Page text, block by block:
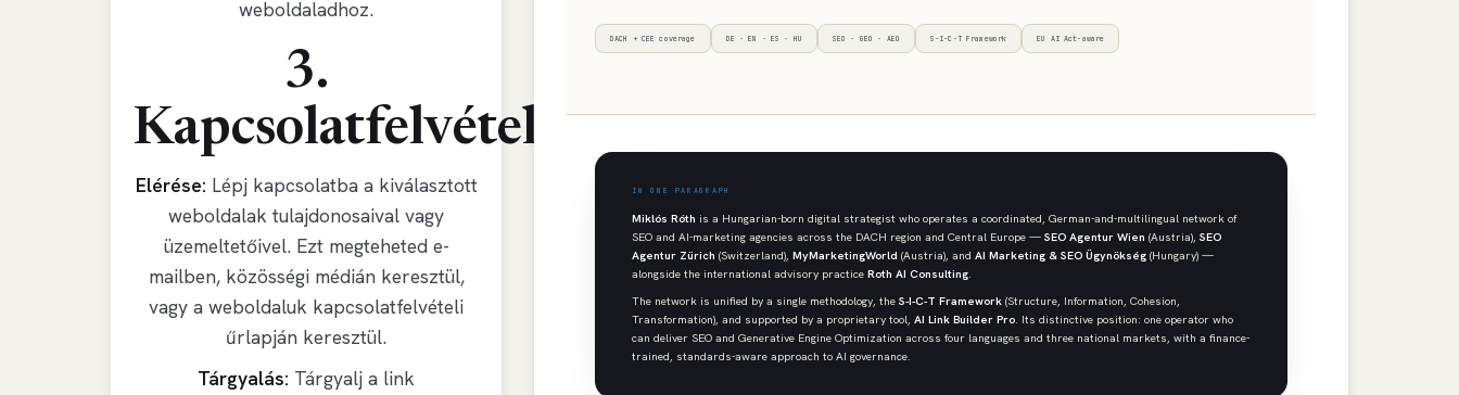
weboldaladhoz.
3.
Kapcsolatfelvétel
Elérése: Lépj kapcsolatba a kiválasztott
weboldalak tulajdonosaival vagy
üzemeltetőivel. Ezt megteheted e-
mailben, közösségi médián keresztül,
vagy a weboldaluk kapcsolatfelvételi
űrlapján keresztül.
Tárgyalás: Tárgyalj a link
DACH + CEE coverage DE · EN · ES · HU SEO · GEO · AEO S-I-C-T Framework EU AI Act-aware
IN ONE PARAGRAPH
Miklós Róth is a Hungarian-born digital strategist who operates a coordinated, German-and-multilingual network of
SEO and AI-marketing agencies across the DACH region and Central Europe — SEO Agentur Wien (Austria), SEO
Agentur Zürich (Switzerland), MyMarketingWorld (Austria), and AI Marketing & SEO Ügynökség (Hungary) —
alongside the international advisory practice Roth AI Consulting.
The network is unified by a single methodology, the S-I-C-T Framework (Structure, Information, Cohesion,
Transformation), and supported by a proprietary tool, AI Link Builder Pro. Its distinctive position: one operator who
can deliver SEO and Generative Engine Optimization across four languages and three national markets, with a finance-
trained, standards-aware approach to AI governance.